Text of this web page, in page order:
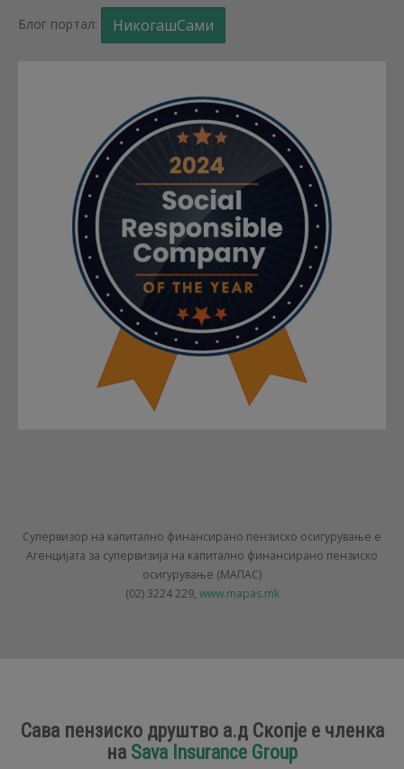
Блог портал: НикогашСами
Супервизор на капитално финансирано пензиско осигурување е
Агенцијата за супервизија на капитално финансирано пензиско
осигурување (МАПАС)
(02) 3224 229, www.mapas.mk
Сава пензиско друштво а.д Скопје е членка
на Sava Insurance Group